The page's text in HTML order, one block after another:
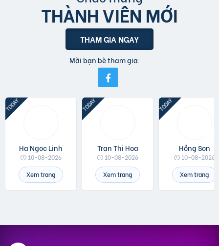
THÀNH VIÊN MỚI
THAM GIA NGAY
Mời bạn bè tham gia:
Ha Ngoc Linh
10-08-2026
Xem trang
Tran Thi Hoa
10-08-2026
Xem trang
Hồng Son
10-08-2026
Xem trang